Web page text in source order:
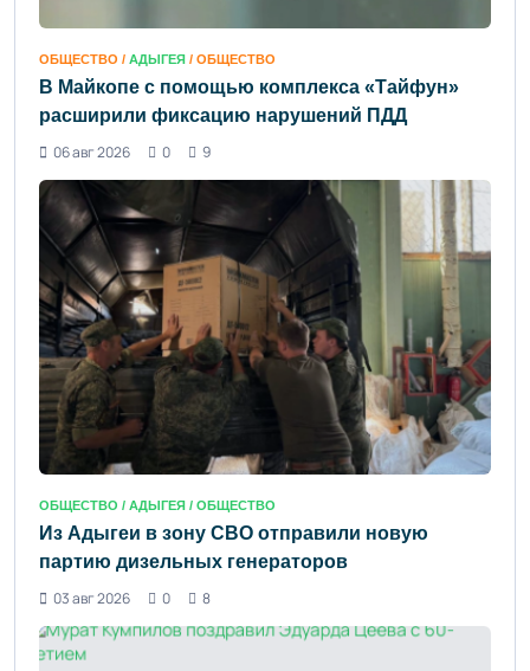
ОБЩЕСТВО / АДЫГЕЯ / ОБЩЕСТВО
В Майкопе с помощью комплекса «Тайфун»
расширили фиксацию нарушений ПДД
06 авг 2026
0 9
ОБЩЕСТВО / АДЫГЕЯ / ОБЩЕСТВО
Из Адыгеи в зону СВО отправили новую
партию дизельных генераторов
03 авг 2026
0 8